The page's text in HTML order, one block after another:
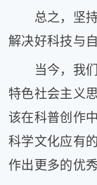
总之，坚持
解决好科技与
当今，我们
特色社会主义
该在科普创作
科学文化应有
作出更多的优秀